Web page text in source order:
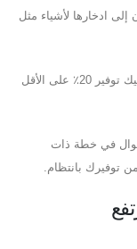
ادخارها لأشياء مثل
للحصول على أفضل معدلات الرهن العقاري ، يجب عليك توفير 20٪ على الأقل
في خطة ذات